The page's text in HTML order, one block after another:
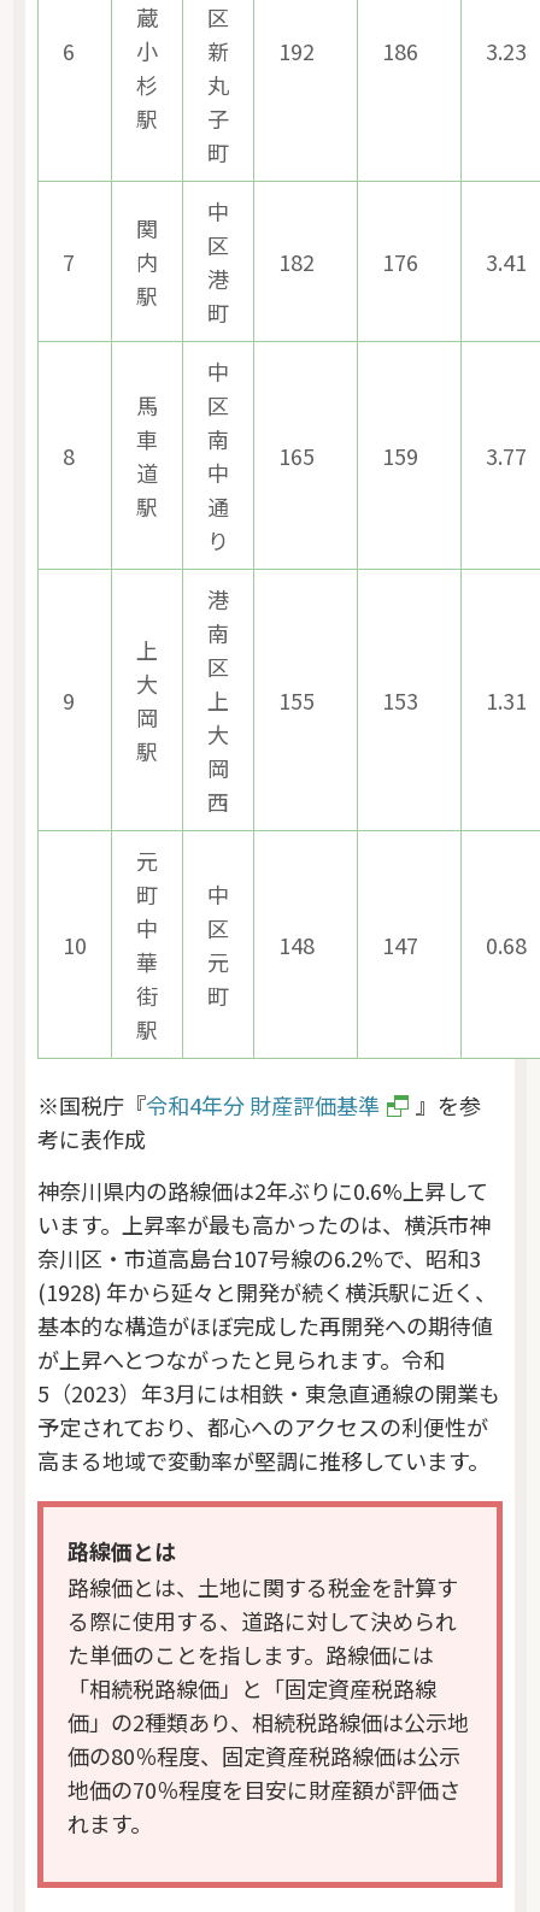
6
蔵
小
杉
駅
区
新
丸
子
町
192 186 3.23
7
関
内
駅
中
区
港
町
182 176 3.41
8
馬
車
道
駅
中
区
南
中
通
り
165 159 3.77
9
上
大
岡
駅
港
南
区
上
大
岡
西
155 153 1.31
10
元
町
中
華
街
駅
中
区
元
町
148 147 0.68
※国税庁『令和4年分 財産評価基準
』を参
考に表作成
神奈川県内の路線価は2年ぶりに0.6%上昇して
います。上昇率が最も高かったのは、横浜市神
奈川区・市道高島台107号線の6.2%で、昭和3
(1928) 年から延々と開発が続く横浜駅に近く、
基本的な構造がほぼ完成した再開発への期待値
が上昇へとつながったと見られます。令和
5（2023）年3月には相鉄・東急直通線の開業も
予定されており、都心へのアクセスの利便性が
高まる地域で変動率が堅調に推移しています。
路線価とは
路線価とは、土地に関する税金を計算す
る際に使用する、道路に対して決められ
た単価のことを指します。路線価には
「相続税路線価」と「固定資産税路線
価」の2種類あり、相続税路線価は公示地
価の80％程度、固定資産税路線価は公示
地価の70％程度を目安に財産額が評価さ
れます。